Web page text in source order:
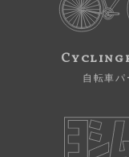
自転車パ